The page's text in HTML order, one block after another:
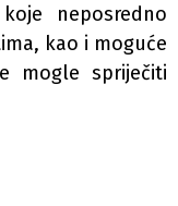
neposredno
kao i moguće
mogle spriječiti